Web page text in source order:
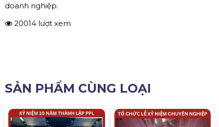
doanh nghiệp.
20014 lượt xem
SẢN PHẨM CÙNG LOẠI